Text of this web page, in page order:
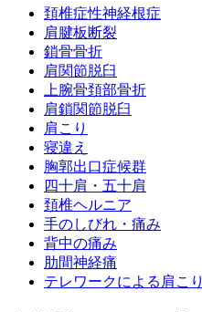
頚椎症性神経根症
肩腱板断裂
鎖骨骨折
肩関節脱臼
上腕骨頚部骨折
肩鎖関節脱臼
肩こり
寝違え
胸郭出口症候群
四十肩・五十肩
頚椎ヘルニア
手のしびれ・痛み
背中の痛み
肋間神経痛
テレワークによる肩こり